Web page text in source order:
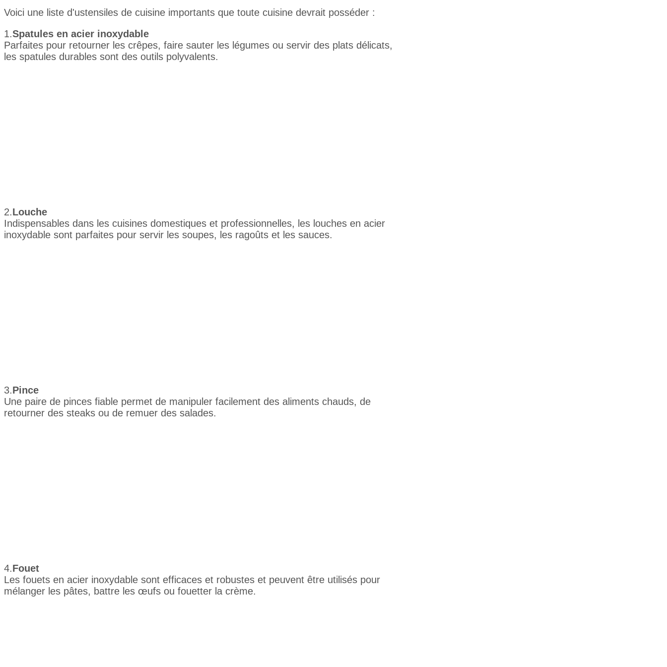
Voici une liste d'ustensiles de cuisine importants que toute cuisine devrait posséder :
1.Spatules en acier inoxydable
Parfaites pour retourner les crêpes, faire sauter les légumes ou servir des plats délicats,
les spatules durables sont des outils polyvalents.
2.Louche
Indispensables dans les cuisines domestiques et professionnelles, les louches en acier
inoxydable sont parfaites pour servir les soupes, les ragoûts et les sauces.
3.Pince
Une paire de pinces fiable permet de manipuler facilement des aliments chauds, de
retourner des steaks ou de remuer des salades.
4.Fouet
Les fouets en acier inoxydable sont efficaces et robustes et peuvent être utilisés pour
mélanger les pâtes, battre les œufs ou fouetter la crème.